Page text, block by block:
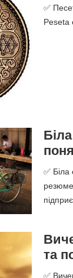
✅
Peseta
✅
та
✅